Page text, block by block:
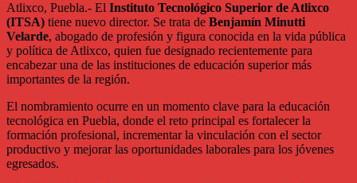
Atlixco, Puebla.- El Instituto Tecnológico Superior de Atlixco
(ITSA) tiene nuevo director. Se trata de Benjamín Minutti
Velarde, abogado de profesión y figura conocida en la vida pública
y política de Atlixco, quien fue designado recientemente para
encabezar una de las instituciones de educación superior más
importantes de la región.
El nombramiento ocurre en un momento clave para la educación
tecnológica en Puebla, donde el reto principal es fortalecer la
formación profesional, incrementar la vinculación con el sector
productivo y mejorar las oportunidades laborales para los jóvenes
egresados.